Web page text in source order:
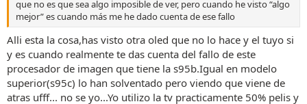
que no es que sea algo imposible de ver, pero cuando he visto “algo
mejor” es cuando más me he dado cuenta de ese fallo
Alli esta la cosa,has visto otra oled que no lo hace y el tuyo si
y es cuando realmente te das cuenta del fallo de este
procesador de imagen que tiene la s95b.Igual en modelo
superior(s95c) lo han solventado pero viendo que viene de
atras ufff... no se yo...Yo utilizo la tv practicamente 50% pelis y